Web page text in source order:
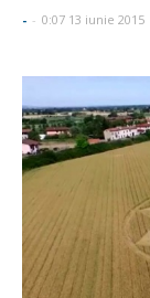
- - 0:07 13 iunie 2015